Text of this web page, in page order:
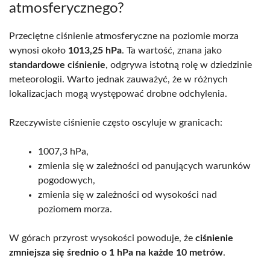
atmosferycznego?
Przeciętne ciśnienie atmosferyczne na poziomie morza
wynosi około 1013,25 hPa. Ta wartość, znana jako
standardowe ciśnienie, odgrywa istotną rolę w dziedzinie
meteorologii. Warto jednak zauważyć, że w różnych
lokalizacjach mogą występować drobne odchylenia.
Rzeczywiste ciśnienie często oscyluje w granicach:
1007,3 hPa,
zmienia się w zależności od panujących warunków
pogodowych,
zmienia się w zależności od wysokości nad
poziomem morza.
W górach przyrost wysokości powoduje, że ciśnienie
zmniejsza się średnio o 1 hPa na każde 10 metrów.